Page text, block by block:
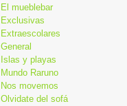
El mueblebar
Exclusivas
Extraescolares
General
Islas y playas
Mundo Raruno
Nos movemos
Olvidate del sofá